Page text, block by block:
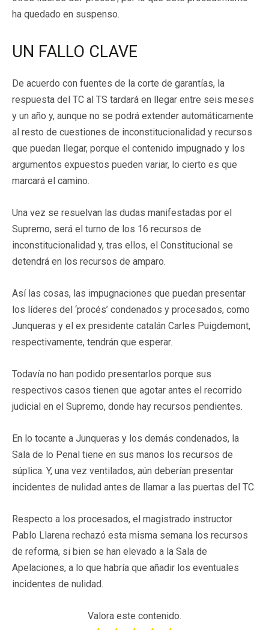
ha quedado en suspenso.
UN FALLO CLAVE
De acuerdo con fuentes de la corte de garantías, la
respuesta del TC al TS tardará en llegar entre seis meses
y un año y, aunque no se podrá extender automáticamente
al resto de cuestiones de inconstitucionalidad y recursos
que puedan llegar, porque el contenido impugnado y los
argumentos expuestos pueden variar, lo cierto es que
marcará el camino.
Una vez se resuelvan las dudas manifestadas por el
Supremo, será el turno de los 16 recursos de
inconstitucionalidad y, tras ellos, el Constitucional se
detendrá en los recursos de amparo.
Así las cosas, las impugnaciones que puedan presentar
los líderes del ‘procés’ condenados y procesados, como
Junqueras y el ex presidente catalán Carles Puigdemont,
respectivamente, tendrán que esperar.
Todavía no han podido presentarlos porque sus
respectivos casos tienen que agotar antes el recorrido
judicial en el Supremo, donde hay recursos pendientes.
En lo tocante a Junqueras y los demás condenados, la
Sala de lo Penal tiene en sus manos los recursos de
súplica. Y, una vez ventilados, aún deberían presentar
incidentes de nulidad antes de llamar a las puertas del TC.
Respecto a los procesados, el magistrado instructor
Pablo Llarena rechazó esta misma semana los recursos
de reforma, si bien se han elevado a la Sala de
Apelaciones, a lo que habría que añadir los eventuales
incidentes de nulidad.
Valora este contenido.